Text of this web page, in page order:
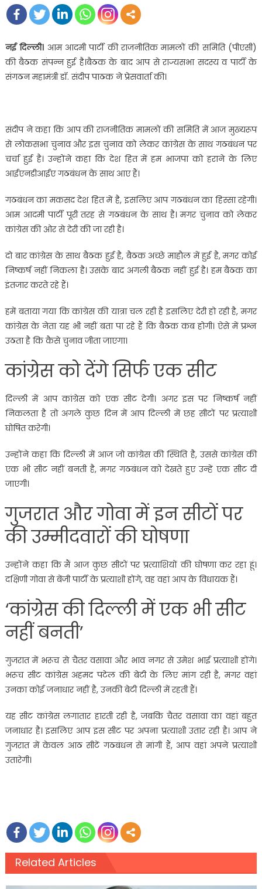
नई दिल्ली। आम आदमी पार्टी की राजनीतिक मामलों की समिति (पीएसी)
की बैठक संपन्न हुई है।बैठक के बाद आप से राज्यसभा सदस्य व पार्टी के
संगठन महामंत्री डॉ. संदीप पाठक ने प्रेसवार्ता की।
संदीप ने कहा कि आप की राजनीतिक मामलों की समिति में आज मुख्यरूप
से लोकसभा चुनाव और इस चुनाव को लेकर कांग्रेस के साथ गठबंधन पर
चर्चा हुई है। उन्होंने कहा कि देश हित में हम भाजपा को हराने के लिए
आईएनडीआईए गठबंधन के साथ आए हैं।
गठबंधन का मकसद देश हित में है, इसलिए आप गठबंधन का हिस्सा रहेगी।
आम आदमी पार्टी पूरी तरह से गठबंधन के साथ है। मगर चुनाव को लेकर
कांग्रेस की ओर से देरी की जा रही है।
दो बार कांग्रेस के साथ बैठक हुई है, बैठक अच्छे माहाैल में हुई है, मगर कोई
निष्कर्ष नहीं निकला है। उसके बाद अगली बैठक नहीं हुई है। हम बैठक का
इंतजार करते रहे हैं।
हमें बताया गया कि कांग्रेस की यात्रा चल रही है इसलिए देरी हो रही है, मगर
कांग्रेस के नेता यह भी नहीं बता पा रहे हैं कि बैठक कब होगी। ऐसे में प्रश्न
उठता है कि कैसे चुनाव जीता जाएगा।
कांग्रेस को देंगे सिर्फ एक सीट
दिल्ली में आप कांग्रेस को एक सीट देगी। अगर इस पर निष्कर्ष नहीं
निकलता है तो अगले कुछ दिन में आप दिल्ली में छह सीटों पर प्रत्याशी
घोषित करेगी।
उन्होंने कहा कि दिल्ली में आज जो कांग्रेस की स्थिति है, उससे कांग्रेस की
एक भी सीट नहीं बनती है, मगर गठबंधन को देखते हुए उन्हें एक सीट दी
जाएगी।
गुजरात और गोवा में इन सीटों पर
की उम्मीदवारों की घोषणा
उन्होंने कहा कि मैं आज कुछ सीटों पर प्रत्याशियों की घोषणा कर रहा हूं।
दक्षिणी गोवा से बेंजी पार्टी के प्रत्याशी होंगे, वह वहां आप के विधायक हैं।
‘कांग्रेस की दिल्ली में एक भी सीट
नहीं बनती’
गुजरात में भरूच से चैतर वसावा और भाव नगर से उमेश भाई प्रत्याशी होंगे।
भरूच सीट कांग्रेस अहमद पटेल की बेटी के लिए मांग रही है, मगर वहां
उनका कोई जनाधार नहीं है, उनकी बेटी दिल्ली में रहती हैं।
यह सीट कांग्रेस लगातार हारती रही है, जबकि चैतर वसावा का वहां बहुत
जनाधार है। इसलिए आप इस सीट पर अपना प्रत्याशी उतार रही है। आप ने
गुजरात में केवल आठ सीटें गठबंधन से मांगी हैं, आप वहां अपने प्रत्याशी
उतारेगी।
Related Articles